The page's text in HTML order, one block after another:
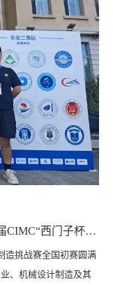
，并寄语青年学子铭
享亲身军旅经历，朴
深感染了...
【成在齐工程】机电学院在第二十届CIMC“西门子杯”中国智能制造挑战赛斩获多项重磅荣誉
造挑战赛全国初赛圆满
、机械设计制造及其